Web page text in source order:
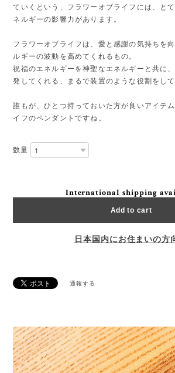
ていくという、フラワーオブライフには、と
ネルギーの影響力があります。
フラワーオブライフは、愛と感謝の気持ちを
ルギーの波動を高めてくれるもの。
祝福のエネルギーを神聖なエネルギーと共に
発してくれる、まるで装置のような役割をして
誰もが、ひとつ持っておいた方が良いアイテ
イフのペンダントですね。
数量
International shipping
Add to cart
日本国内にお住まいの方
通報する